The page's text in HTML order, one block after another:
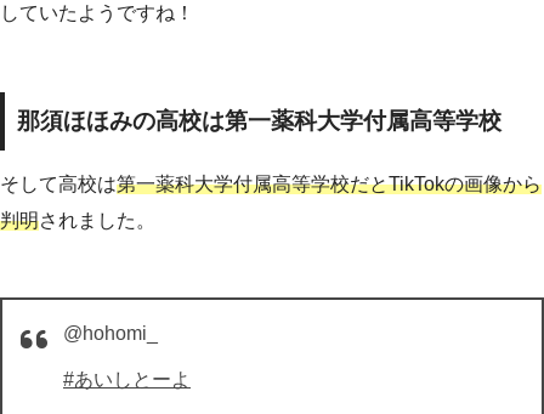
していたようですね！
那須ほほみの高校は第一薬科大学付属高等学校
そして高校は第一薬科大学付属高等学校だとTikTokの画像から
判明されました。
@hohomi_
#あいしとーよ